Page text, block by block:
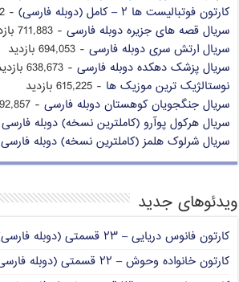
کارتون فوتبالیست ها ۲ – کامل (دوبله فارسی)
- 834,372 بازدید
سریال قصه های جزیره دوبله فارسی - 711,883 بازدید
سریال ارتش سری دوبله فارسی - 694,053 بازدید
سریال پزشک دهکده دوبله فارسی - 638,673 بازدید
نوستالژیک ترین موزیک ها - 615,225 بازدید
سریال جنگجویان کوهستان دوبله فارسی - 592,857 بازدید
سریال هرکول پوآرو (کاملترین نسخه) دوبله فارسی
سریال شرلوک هلمز (کاملترین نسخه) دوبله فارسی
ویدئوهای جدید
کارتون فانوس دریایی – ۲۳ قسمتی (دوبله فارسی)
کارتون خانواده وحوش – ۲۲ قسمتی (دوبله فارسی)